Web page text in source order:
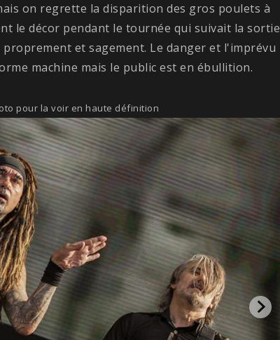
on regrette la disparition des gros poulets à
le décor pendant le tournée qui suivait la sortie
et sagement. Le danger et l'imprévu
machine mais le public est en ébullition.
pour la voir en haute définition